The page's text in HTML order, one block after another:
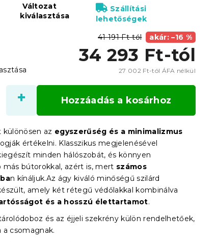
41 191 Ft-tól akár: –16 %
34 293 Ft-tól
27 002 Ft-tól ÁFA nélkül
Változat
kiválasztása
Szállítási
lehetőségek
Hozzáadás a kosárhoz
különösen az egyszerűség és a minimalizmus
értékelni. Klasszikus megjelenésével
minden hálószobát, és könnyen
más bútorokkal, azért is, mert számos
n kínáljuk.Az ágy kiváló minőségű szilárd
amely két rétegű védőlakkal kombinálva
és a hosszú élettartamot.
és az éjjeli szekrény külön rendelhetőek,
csomagnak.